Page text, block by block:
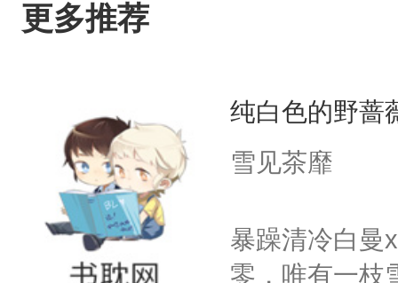
更多推荐
纯白色的野蔷
雪见茶靡
暴躁清冷白曼
零，唯有一枝